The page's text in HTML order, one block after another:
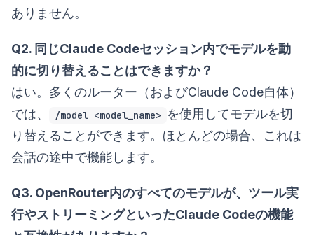
ありません。
Q2. 同じClaude Codeセッション内でモデルを動
的に切り替えることはできますか？
はい。多くのルーター（およびClaude Code自体）
では、
/model <model_name>
を使用してモデルを切
り替えることができます。ほとんどの場合、これは
会話の途中で機能します。
Q3. OpenRouter内のすべてのモデルが、ツール実
行やストリーミングといったClaude Codeの機能